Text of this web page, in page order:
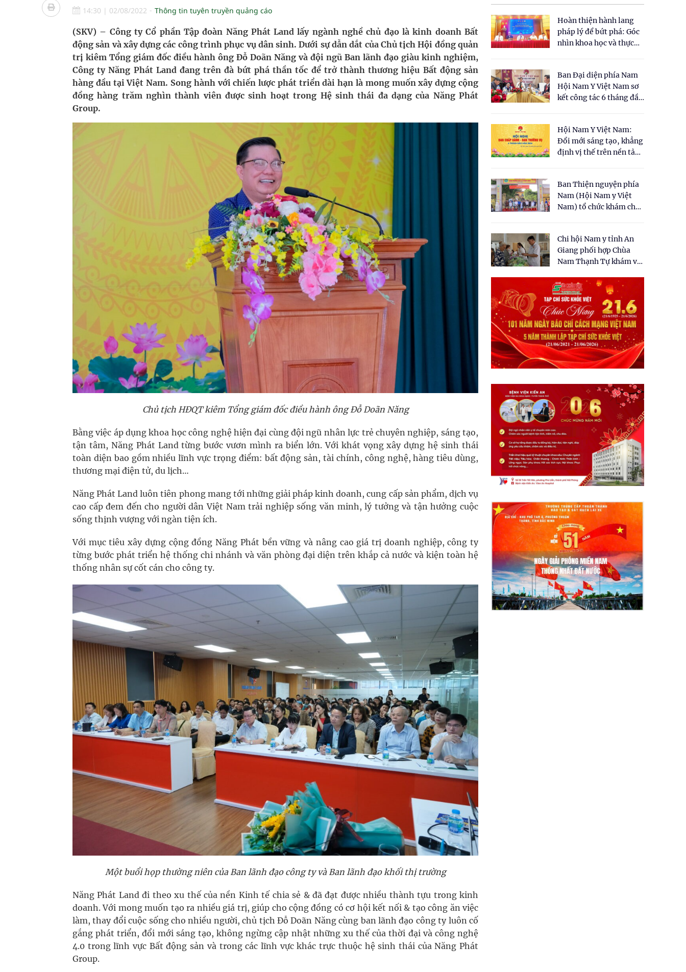
Ung thư thận: Nguy hiểm vì tiến triển quá âm thầm
Nhiều chuỗi hoạt động lớn được diễn ra tại Lễ hội sầu riêng 2026
Tiếp tục rà soát, triển khai các nhiệm vụ trong lĩnh vực cấp cứu, điều trị đột quỵ
Lâm Đồng: Quyết tâm đưa sân bay Liên Khương trở lại khai thác vào ngày 19/8
Tác Dụng Chống Kết Tập Tiểu Cầu Và Chống Đông Máu Của Các Loài Nhân Sâm (Panax Spp.): Tổng
Xây dựng bản đồ mạng lưới cấp cứu ngoại viện toàn quốc
14:30 | 02/08/2022 Thông tin tuyên truyền quảng cáo
(SKV) – Công ty Cổ phần Tập đoàn Năng Phát Land lấy ngành nghề chủ đạo là kinh doanh Bất
động sản và xây dựng các công trình phục vụ dân sinh. Dưới sự dẫn dắt của Chủ tịch Hội đồng quản
trị kiêm Tổng giám đốc điều hành ông Đỗ Doãn Năng và đội ngũ Ban lãnh đạo giàu kinh nghiệm,
Công ty Năng Phát Land đang trên đà bứt phá thần tốc để trở thành thương hiệu Bất động sản
hàng đầu tại Việt Nam. Song hành với chiến lược phát triển dài hạn là mong muốn xây dựng cộng
đồng hàng trăm nghìn thành viên được sinh hoạt trong Hệ sinh thái đa dạng của Năng Phát
Group.
Chủ tịch HĐQT kiêm Tổng giám đốc điều hành ông Đỗ Doãn Năng
Bằng việc áp dụng khoa học công nghệ hiện đại cùng đội ngũ nhân lực trẻ chuyên nghiệp, sáng tạo,
tận tâm, Năng Phát Land từng bước vươn mình ra biển lớn. Với khát vọng xây dựng hệ sinh thái
toàn diện bao gồm nhiều lĩnh vực trọng điểm: bất động sản, tài chính, công nghệ, hàng tiêu dùng,
thương mại điện tử, du lịch…
Năng Phát Land luôn tiên phong mang tới những giải pháp kinh doanh, cung cấp sản phẩm, dịch vụ
cao cấp đem đến cho người dân Việt Nam trải nghiệp sống văn minh, lý tưởng và tận hưởng cuộc
sống thịnh vượng với ngàn tiện ích.
Với mục tiêu xây dựng cộng đồng Năng Phát bền vững và nâng cao giá trị doanh nghiệp, công ty
từng bước phát triển hệ thống chi nhánh và văn phòng đại diện trên khắp cả nước và kiện toàn hệ
thống nhân sự cốt cán cho công ty.
Một buổi họp thường niên của Ban lãnh đạo công ty và Ban lãnh đạo khối thị trường
Năng Phát Land đi theo xu thế của nền Kinh tế chia sẻ & đã đạt được nhiều thành tựu trong kinh
doanh. Với mong muốn tạo ra nhiều giá trị, giúp cho cộng đồng có cơ hội kết nối & tạo công ăn việc
làm, thay đổi cuộc sống cho nhiều người, chủ tịch Đỗ Doãn Năng cùng ban lãnh đạo công ty luôn cố
gắng phát triển, đổi mới sáng tạo, không ngừng cập nhật những xu thế của thời đại và công nghệ
4.0 trong lĩnh vực Bất động sản và trong các lĩnh vực khác trực thuộc hệ sinh thái của Năng Phát
Group.
Hoàn thiện hành lang
pháp lý để bứt phá: Góc
nhìn khoa học và thực
cho Luật Y dược cổ
truyền Việt Nam"
Ban Đại diện phía Nam
Hội Nam Y Việt Nam sơ
kết công tác 6 tháng đầu
Hội Nam Y Việt Nam:
Đổi mới sáng tạo, khẳng
định vị thế trên nền tảng
Ban Thiện nguyện phía
Nam (Hội Nam y Việt
Nam) tổ chức khám chữa
dân tại xã Tân Tập
Chi hội Nam y tỉnh An
Giang phối hợp Chùa
Nam Thạnh Tự khám và
nhân dân